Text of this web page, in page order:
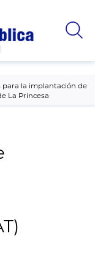
para la implantación de
La Princesa